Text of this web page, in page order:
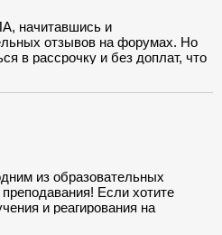
начитавшись и
отзывов на форумах. Но
в рассрочку и без доплат, что
перевесила весь негатив.
посредником
с ПАПА. Второй - 38 часов
полноценным занятиям с
что 1 урок отводится на
я занималась на Пражской с
хорошо подготовил к сдаче
на площадке и в городе
прошла на Вавилова, в
Школу советую!
из образовательных
Если хотите
и реагирования на
пожаловать в ПАПА!